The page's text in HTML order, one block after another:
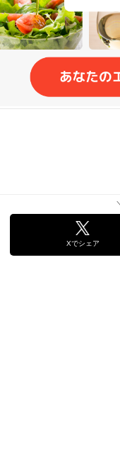
Xでシェア